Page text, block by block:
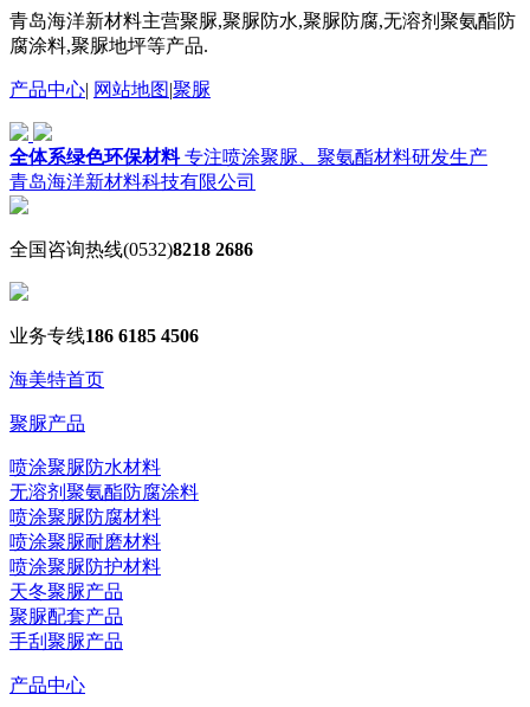
青岛海洋新材料主营聚脲,聚脲防水,聚脲防腐,无溶剂聚氨酯防
腐涂料,聚脲地坪等产品.
产品中心| 网站地图|聚脲
全体系绿色环保材料专注喷涂聚脲、聚氨酯材料研发生产
青岛海洋新材料科技有限公司
全国咨询热线(0532)8218 2686
业务专线186 6185 4506
海美特首页
聚脲产品
喷涂聚脲防水材料
无溶剂聚氨酯防腐涂料
喷涂聚脲防腐材料
喷涂聚脲耐磨材料
喷涂聚脲防护材料
天冬聚脲产品
聚脲配套产品
手刮聚脲产品
产品中心